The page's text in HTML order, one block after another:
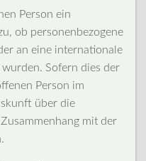
Person ein
ob personenbezogene
an eine internationale
Sofern dies der
Person im
über die
mit der